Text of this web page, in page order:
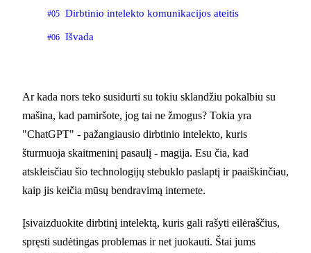
#05 Dirbtinio intelekto komunikacijos ateitis
#06 Išvada
Ar kada nors teko susidurti su tokiu sklandžiu pokalbiu su
mašina, kad pamiršote, jog tai ne žmogus? Tokia yra
"ChatGPT" - pažangiausio dirbtinio intelekto, kuris
šturmuoja skaitmeninį pasaulį - magija. Esu čia, kad
atskleisčiau šio technologijų stebuklo paslaptį ir paaiškinčiau,
kaip jis keičia mūsų bendravimą internete.
Įsivaizduokite dirbtinį intelektą, kuris gali rašyti eilėraščius,
spręsti sudėtingas problemas ir net juokauti. Štai jums